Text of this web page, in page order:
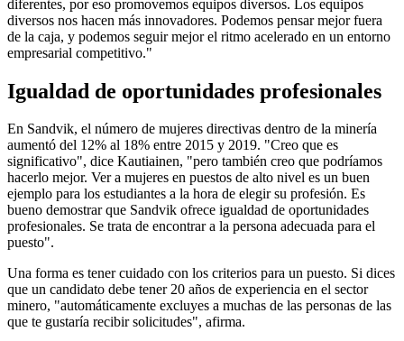
diferentes, por eso promovemos equipos diversos. Los equipos
diversos nos hacen más innovadores. Podemos pensar mejor fuera
de la caja, y podemos seguir mejor el ritmo acelerado en un entorno
empresarial competitivo."
Igualdad de oportunidades profesionales
En Sandvik, el número de mujeres directivas dentro de la minería
aumentó del 12% al 18% entre 2015 y 2019. "Creo que es
significativo", dice Kautiainen, "pero también creo que podríamos
hacerlo mejor. Ver a mujeres en puestos de alto nivel es un buen
ejemplo para los estudiantes a la hora de elegir su profesión. Es
bueno demostrar que Sandvik ofrece igualdad de oportunidades
profesionales. Se trata de encontrar a la persona adecuada para el
puesto".
Una forma es tener cuidado con los criterios para un puesto. Si dices
que un candidato debe tener 20 años de experiencia en el sector
minero, "automáticamente excluyes a muchas de las personas de las
que te gustaría recibir solicitudes", afirma.